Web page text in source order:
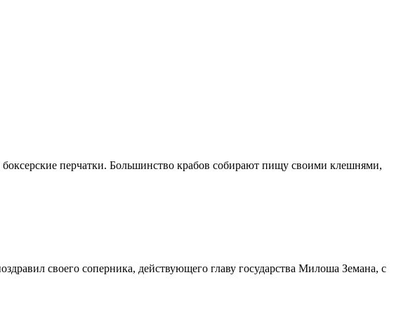
перчатки. Большинство крабов собирают пищу своими клешнями,
своего соперника, действующего главу государства Милоша Земана, с